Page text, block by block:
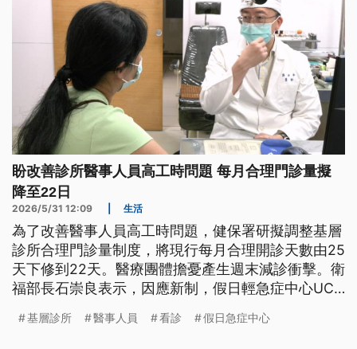
盼改善診所醫事人員高工時問題 每月合理門診量擬
降至22日
2026/5/31 12:09 生活
為了改善醫事人員高工時問題，健保署研擬調整基層
診所合理門診量制度，將現行每月合理開診天數由25
天下修到22天。醫療團體擔憂產生週末減診衝擊。衛
福部長石崇良表示，因應新制，假日輕急症中心UCC
低時就考慮設置UCC支援。
基層診所 醫事人員 看診 假日急症中心